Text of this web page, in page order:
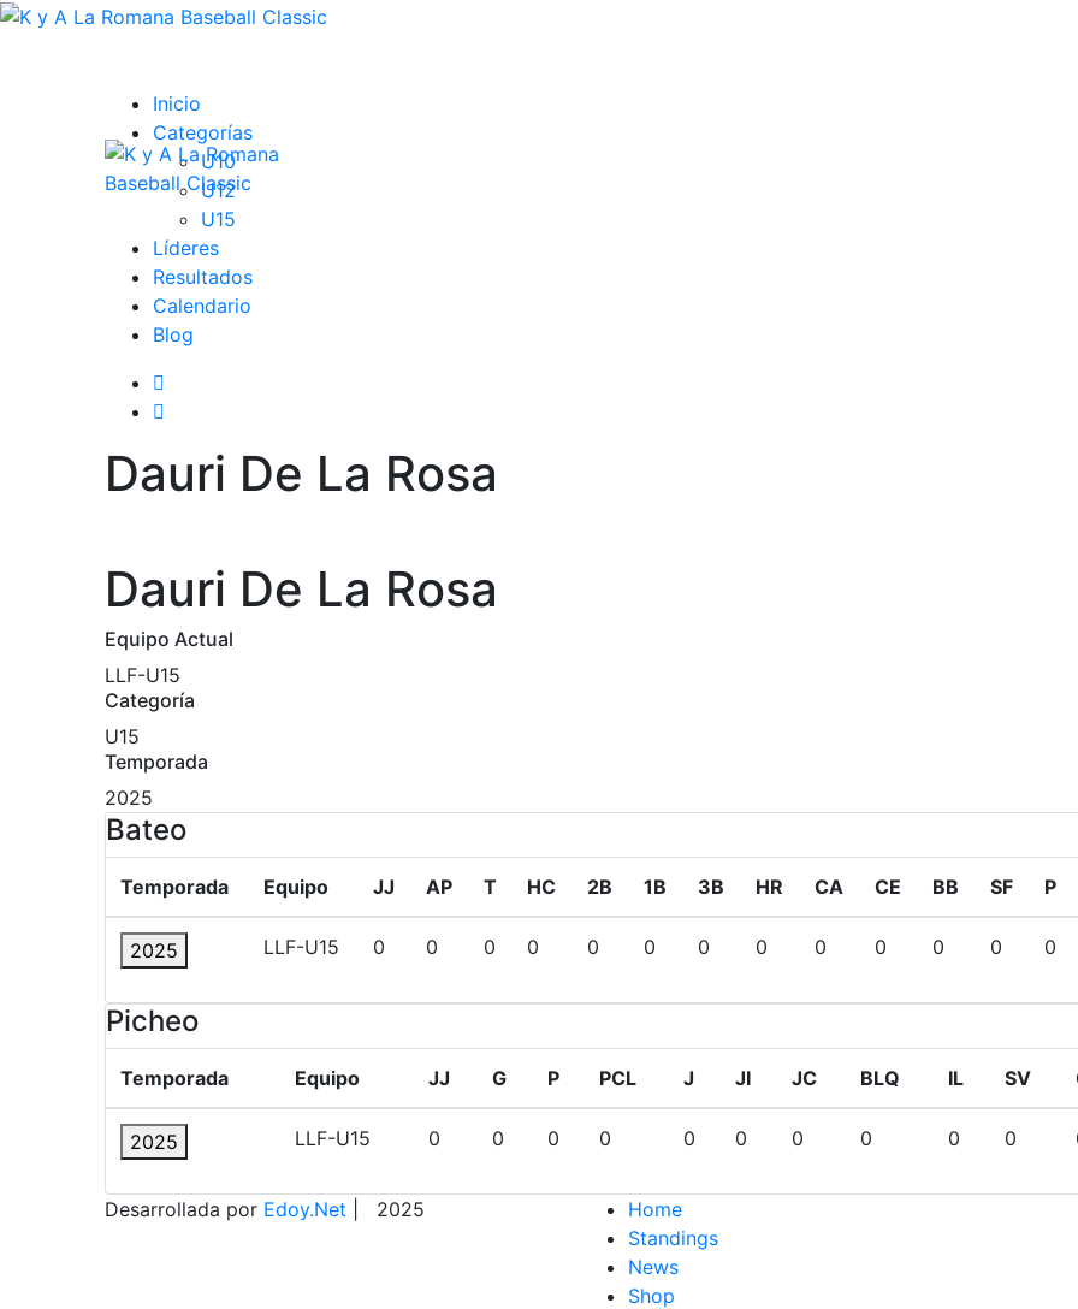
Inicio
Categorías
U10
U12
U15
Líderes
Resultados
Calendario
Blog
Dauri De La Rosa
Dauri De La Rosa
Equipo Actual
LLF-U15
Categoría
U15
Temporada
2025
Bateo
Temporada Equipo JJ AP T HC 2B 1B 3B HR CA CE BB SF P
2025 LLF-U15 0 0 0 0 0 0 0 0 0 0 0 0 0
Picheo
Temporada Equipo JJ G P PCL J JI JC BLQ IL SV
2025 LLF-U15 0 0 0 0 0 0 0 0 0 0
Desarrollada por Edoy.Net | 2025
Home
Standings
News
Shop